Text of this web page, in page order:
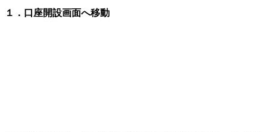
１．口座開設画面へ移動